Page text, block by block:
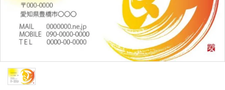
アート作品
オーダーご制作依頼
名入れオーダー商品